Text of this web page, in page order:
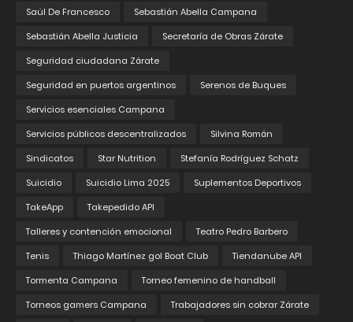
Saúl De Francesco
Sebastián Abella Campana
Sebastián Abella Justicia
Secretaría de Obras Zárate
Seguridad ciudadana Zárate
Seguridad en puertos argentinos
Serenos de Buques
Servicios esenciales Campana
Servicios públicos descentralizados
Silvina Román
Sindicatos
Star Nutrition
Stefanía Rodríguez Schatz
Suicidio
Suicidio Lima 2025
Suplementos Deportivos
TakeApp
Takepedido API
Talleres y contención emocional
Teatro Pedro Barbero
Tenis
Thiago Martínez gol Boat Club
Tiendanube API
Tormenta Campana
Torneo femenino de handball
Torneos gamers Campana
Trabajadores sin cobrar Zárate